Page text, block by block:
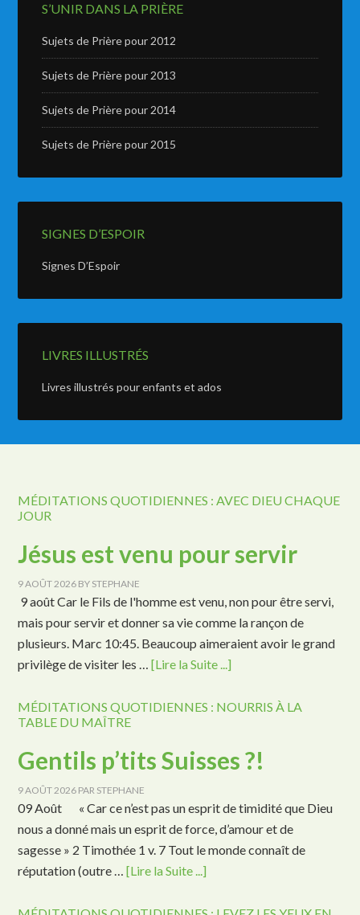
S’UNIR DANS LA PRIÈRE
Sujets de Prière pour 2012
Sujets de Prière pour 2013
Sujets de Prière pour 2014
Sujets de Prière pour 2015
SIGNES D’ESPOIR
Signes D’Espoir
LIVRES ILLUSTRÉS
Livres illustrés pour enfants et ados
MÉDITATIONS QUOTIDIENNES : AVEC DIEU CHAQUE
JOUR
Jésus est venu pour servir
9 AOÛT 2026 BY STEPHANE
9 août Car le Fils de l'homme est venu, non pour être servi,
mais pour servir et donner sa vie comme la rançon de
plusieurs. Marc 10:45. Beaucoup aimeraient avoir le grand
privilège de visiter les …[Lire la Suite ...]
MÉDITATIONS QUOTIDIENNES : NOURRIS À LA
TABLE DU MAÎTRE
Gentils p’tits Suisses ?!
9 AOÛT 2026 PAR STEPHANE
09 Août « Car ce n’est pas un esprit de timidité que Dieu
nous a donné mais un esprit de force, d’amour et de
sagesse » 2 Timothée 1 v. 7 Tout le monde connaît de
réputation (outre …[Lire la Suite ...]